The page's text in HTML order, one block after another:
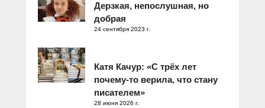
Дерзкая, непослушная, но
добрая
24 сентября 2023 г.
Катя Качур: «С трёх лет
почему-то верила, что стану
писателем»
28 июня 2026 г.